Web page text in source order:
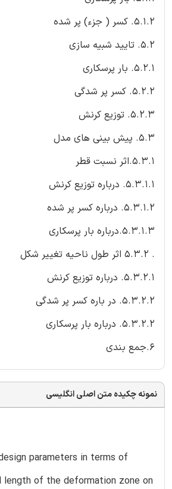
5.1.2. کسر ( جزء) پر شده
5.2. تایید شبیه سازی
5.2.1. بار پرسکاری
5.2.2. کسر پر شدگی
5.2.3. توزیع کرنش
5.3. پیش بینی های مدل
5.3.1.اثر نسبت قطر
5.3.1.1. درباره توزیع کرنش
5.3.1.2. درباره کسر پر شده
5.3.1.3.درباره بار پرسکاری
. 5.3.2 اثر طول ناحیه تغییر شکل
5.3.2.1. درباره توزیع کرنش
5.3.2.2. در باره کسر پر شدگی
5.3.2.2. درباره بار پرسکاری
6.جمع بندی
نمونه چکیده متن اصلی انگلیسی
parameters in terms of
length of the deformation zone on